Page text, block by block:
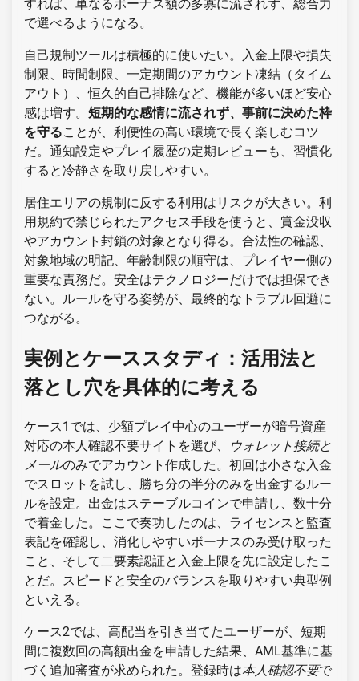
すれば、単なるボーナス額の多寡に流されず、総合力
で選べるようになる。
自己規制ツールは積極的に使いたい。入金上限や損失
制限、時間制限、一定期間のアカウント凍結（タイム
アウト）、恒久的自己排除など、機能が多いほど安心
感は増す。 短期的な感情に流されず、事前に決めた枠
を守ることが、利便性の高い環境で長く楽しむコツ
だ。通知設定やプレイ履歴の定期レビューも、習慣化
すると冷静さを取り戻しやすい。
居住エリアの規制に反する利用はリスクが大きい。利
用規約で禁じられたアクセス手段を使うと、賞金没収
やアカウント封鎖の対象となり得る。合法性の確認、
対象地域の明記、年齢制限の順守は、プレイヤー側の
重要な責務だ。安全はテクノロジーだけでは担保でき
ない。ルールを守る姿勢が、最終的なトラブル回避に
つながる。
実例とケーススタディ：活用法と
落とし穴を具体的に考える
ケース1では、少額プレイ中心のユーザーが暗号資産
対応の本人確認不要サイトを選び、
ウォレット接続と
メールのみでアカウント作成した。初回は小さな入金
でスロットを試し、勝ち分の半分のみを出金するルー
ルを設定。出金はステーブルコインで申請し、数十分
で着金した。ここで奏功したのは、ライセンスと監査
表記を確認し、消化しやすいボーナスのみ受け取った
こと、そして二要素認証と入金上限を先に設定したこ
とだ。スピードと安全のバランスを取りやすい典型例
といえる。
ケース2では、高配当を引き当てたユーザーが、短期
間に複数回の高額出金を申請した結果、AML基準に基
づく追加審査が求められた。登録時は本人確認不要で